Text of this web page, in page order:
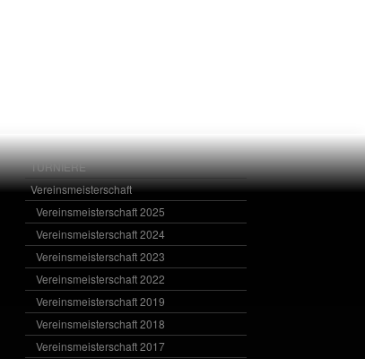
TURNIERE
Vereinsmeisterschaft
Vereinsmeisterschaft 2025
Vereinsmeisterschaft 2024
Vereinsmeisterschaft 2023
Vereinsmeisterschaft 2022
Vereinsmeisterschaft 2019
Vereinsmeisterschaft 2018
Vereinsmeisterschaft 2017